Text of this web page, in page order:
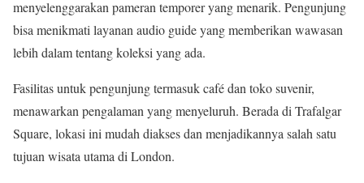
menyelenggarakan pameran temporer yang menarik. Pengunjung
bisa menikmati layanan audio guide yang memberikan wawasan
lebih dalam tentang koleksi yang ada.
Fasilitas untuk pengunjung termasuk café dan toko suvenir,
menawarkan pengalaman yang menyeluruh. Berada di Trafalgar
Square, lokasi ini mudah diakses dan menjadikannya salah satu
tujuan wisata utama di London.